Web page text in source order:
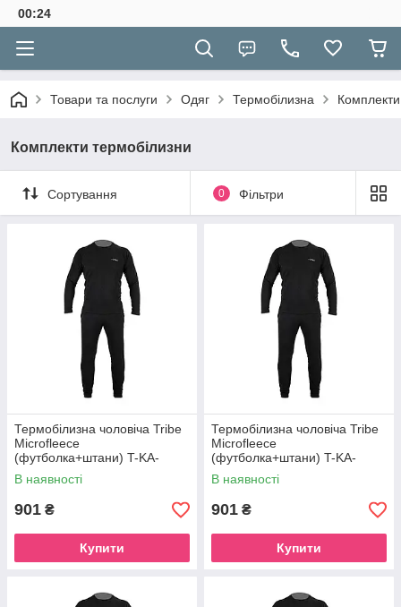
00:24
Товари та послуги Одяг Термобілизна
Комплекти термобілизни
Сортування 0 Фільтри
Термобілизна чоловіча Tribe
Microfleece
(футболка+штани) T-KA-
0015-black, T-KA-0015-black-
2XL
В наявності
901 ₴
Купити
Термобілизна чоловіча Tribe
Microfleece
(футболка+штани) T-KA-
0015-black, T-KA-0015-black-
L
В наявності
901 ₴
Купити